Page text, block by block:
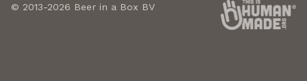
© 2013-2026 Beer in a Box BV